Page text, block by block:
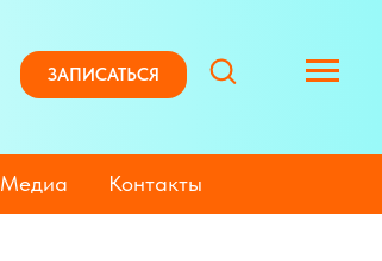
ЗАПИСАТЬСЯ
Медиа Контакты